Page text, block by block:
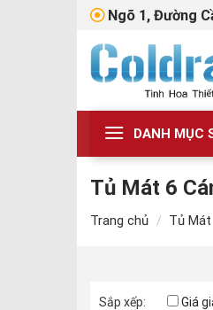
Skip
content
Ngõ 1, Đường
DANH MỤC
Tủ Mát 6
Trang chủ / Tủ Mát
Sắp xếp: Giá